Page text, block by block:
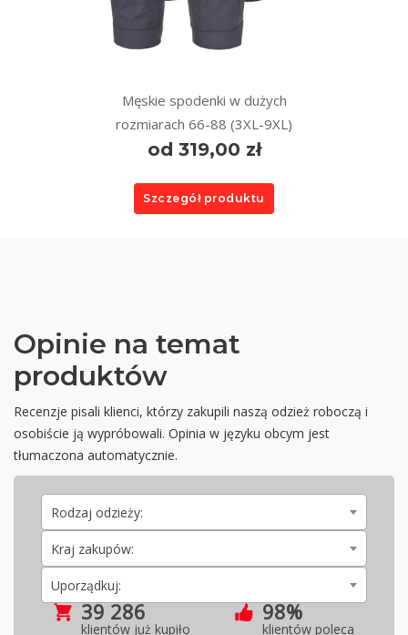
Męskie spodenki w dużych
rozmiarach 66-88 (3XL-9XL)
od 319,00 zł
Szczegół produktu
Opinie na temat
produktów
Recenzje pisali klienci, którzy zakupili naszą odzież roboczą i
osobiście ją wypróbowali. Opinia w języku obcym jest
tłumaczona automatycznie.
Rodzaj odzieży:
Kraj zakupów:
Uporządkuj:
39 286
klientów już kupiło
98%
klientów poleca